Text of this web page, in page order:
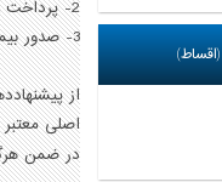
2- پرداخت وجه
3- صدور بیمه‌نامه
از
اصلی
در ضمن هرگونه
(اقساط)